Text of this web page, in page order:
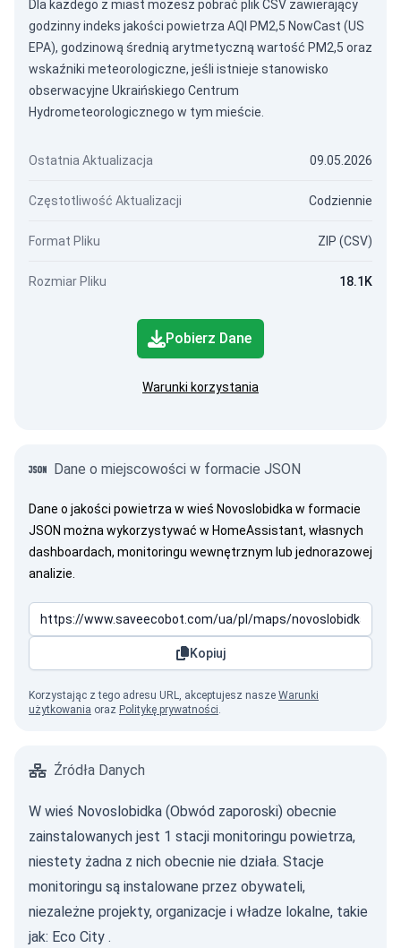
Dla każdego z miast możesz pobrać plik CSV zawierający
godzinny indeks jakości powietrza AQI PM2,5 NowCast (US
EPA), godzinową średnią arytmetyczną wartość PM2,5 oraz
wskaźniki meteorologiczne, jeśli istnieje stanowisko
obserwacyjne Ukraińskiego Centrum
Hydrometeorologicznego w tym mieście.
Ostatnia Aktualizacja 09.05.2026
Częstotliwość Aktualizacji Codziennie
Format Pliku ZIP (CSV)
Rozmiar Pliku 18.1K
Pobierz Dane
Warunki korzystania
Dane o miejscowości w formacie JSON
Dane o jakości powietrza w wieś Novoslobidka w formacie
JSON można wykorzystywać w HomeAssistant, własnych
dashboardach, monitoringu wewnętrznym lub jednorazowej
analizie.
Kopiuj
Korzystając z tego adresu URL, akceptujesz nasze Warunki
użytkowania oraz Politykę prywatności.
Źródła Danych
W wieś Novoslobidka (Obwód zaporoski) obecnie
zainstalowanych jest 1 stacji monitoringu powietrza,
niestety żadna z nich obecnie nie działa. Stacje
monitoringu są instalowane przez obywateli,
niezależne projekty, organizacje i władze lokalne, takie
jak: Eco City .